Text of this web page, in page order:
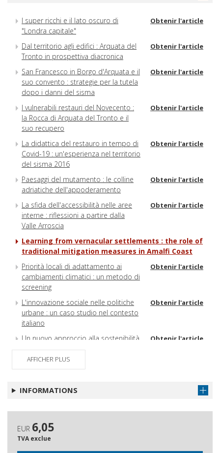
I super ricchi e il lato oscuro di
"Londra capitale"
Obtenir l'article
Dal territorio agli edifici : Arquata del
Tronto in prospettiva diacronica
Obtenir l'article
San Francesco in Borgo d'Arquata e il
suo convento : strategie per la tutela
dopo i danni del sisma
Obtenir l'article
I vulnerabili restauri del Novecento :
la Rocca di Arquata del Tronto e il
suo recupero
Obtenir l'article
La didattica del restauro in tempo di
Covid-19 : un'esperienza nel territorio
del sisma 2016
Obtenir l'article
Paesaggi del mutamento : le colline
adriatiche dell'appoderamento
Obtenir l'article
La sfida dell'accessibilità nelle aree
interne : riflessioni a partire dalla
Valle Arroscia
Obtenir l'article
Learning from vernacular settlements : the role of
traditional mitigation measures in Amalfi Coast
Priorità locali di adattamento ai
cambiamenti climatici : un metodo di
screening
Obtenir l'article
L'innovazione sociale nelle politiche
urbane : un caso studio nel contesto
italiano
Obtenir l'article
Un nuovo approccio alla sostenibilità
nei piani urbani della mobilità
sostenibile in Italia
Obtenir l'article
origini, sviluppo e nuove azioni di
Intervention follows diagnosis :
AFFICHER PLUS
INFORMATIONS
EUR 6,05
TVA exclue